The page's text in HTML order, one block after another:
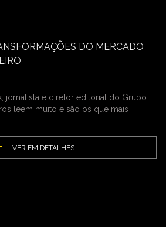
DO MERCADO
jornalista e diretor editorial do Grupo
leem muito e são os que mais
VER EM DETALHES